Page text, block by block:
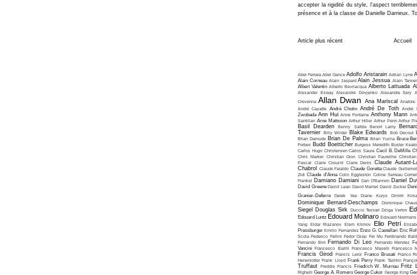
accepter la rigidité du style, l'aspect
présence et à la classe de Danielle Darrieux.
Article plus récent Accueil
Abel Ferrara Abel Gance Adolfo Aristarain Adrian Lyne
Alain Corneau Alain Jaspard Alain Jessua Alain Tanner
Albert Valentin Alberto Bevilacqua Alberto Lattuada
Alexander Esway Alexandre Dovjenko Alexandre Sery
Crevenna Allan Dwan Ana Mariscal Anatole
André Cayatte André Chotin André De Toth André
Zwobada Ann Hui Anne Fontaine Anthony Mann
Santillan Arne Mattsson Arthur Hiller Arthur Penn Arthur
Basil Dearden Benny Safdie Benoit Lamy
Tavernier Billy Wilder Blake Edwards Bob Decout
Brian Damude Brian De Palma Brian Yuzna Bruce
Forbes Budd Boetticher Burgess Meredith Buster
Carlos Hugo Christensen Carlos Saura Cecil B. DeMille
Chris Marker Christian Gion Christian Paureilhe
Pascal
Claire Clouzot Claire Denis Claude Autant-
Chabrol
Claude Faraldo Claude Goretta Claude Guillemot
Zidi Claude d'Anna Colin Eggleston Coline Serreau
Frankel Damiano Damiani Dan O'Bannon Daniel
David Greene David Lean David Mamet David Zucker
Granier-Deferre
Derek Yee Diane Kurys Dimitri
Dominique Bernard-Deschamps Dominique
Siegel
Douglas Sirk Duccio Tessari Dziga Vertov
Edouard Luntz Edouard Molinaro Edouard Niermans
Yang Eldar Riazanov Elem Klimov Elio Petri
Pressburger Emilio Fernandez Enzo G. Castellari Eric
Scola Federico Fellini Fedor Ozep Fei Mu Ferdinando Baldi
Fernando Birri Fernando Di Leo Fernando Mendez
Vancini Francesco Barilli Francesco Maselli Francesco
Francis Girod Francis Leroi Franco Brusati Franco
Henenlotter Frank Lloyd Frank Perry Frank Tashlin
Truffaut Freddie Francis Friedrich W. Murnau Fritz
Righelli George A. Romero George Cukor George King